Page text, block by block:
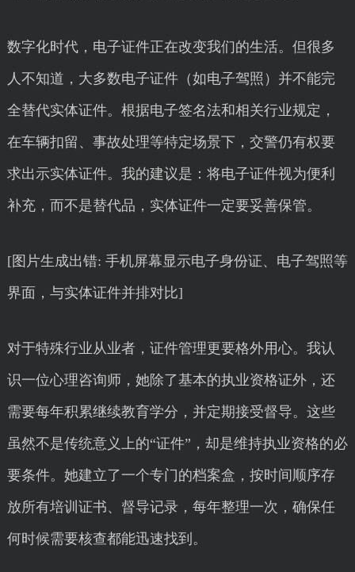
数字化时代，电子证件正在改变我们的生活。但很多
人不知道，大多数电子证件（如电子驾照）并不能完
全替代实体证件。根据电子签名法和相关行业规定，
在车辆扣留、事故处理等特定场景下，交警仍有权要
求出示实体证件。我的建议是：将电子证件视为便利
补充，而不是替代品，实体证件一定要妥善保管。
[图片生成出错: 手机屏幕显示电子身份证、电子驾照等
界面，与实体证件并排对比]
对于特殊行业从业者，证件管理更要格外用心。我认
识一位心理咨询师，她除了基本的执业资格证外，还
需要每年积累继续教育学分，并定期接受督导。这些
虽然不是传统意义上的“证件”，却是维持执业资格的必
要条件。她建立了一个专门的档案盒，按时间顺序存
放所有培训证书、督导记录，每年整理一次，确保任
何时候需要核查都能迅速找到。